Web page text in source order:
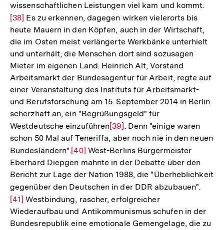
der
Fußnote
wissenschaftlichen Leistungen viel kam und kommt.
[38] Es zu erkennen, dagegen wirken vielerorts bis
heute Mauern in den Köpfen, auch in der Wirtschaft,
die im Osten meist verlängerte Werkbänke unterhielt
und unterhält; die Menschen dort sind sozusagen
Mieter im eigenen Land. Heinrich Alt, Vorstand
Arbeitsmarkt der Bundesagentur für Arbeit, regte auf
einer Veranstaltung des Instituts für Arbeitsmarkt-
und Berufsforschung am 15. September 2014 in Berlin
scherzhaft an, ein "Begrüßungsgeld" für
Westdeutsche einzuführenZur
Auflösung
der
Fußnote
[39]. Denn "einige waren
schon 50 Mal auf Teneriffa, aber noch nie in den neuen
Bundesländern".Zur
Auflösung
der
Fußnote
[40] West-Berlins Bürgermeister
Eberhard Diepgen mahnte in der Debatte über den
Bericht zur Lage der Nation 1988, die "Überheblichkeit
gegenüber den Deutschen in der DDR abzubauen".
der
[41] Westbindung, rascher, erfolgreicher
Wiederaufbau und Antikommunismus schufen in der
Bundesrepublik eine emotionale Gemengelage, die zu